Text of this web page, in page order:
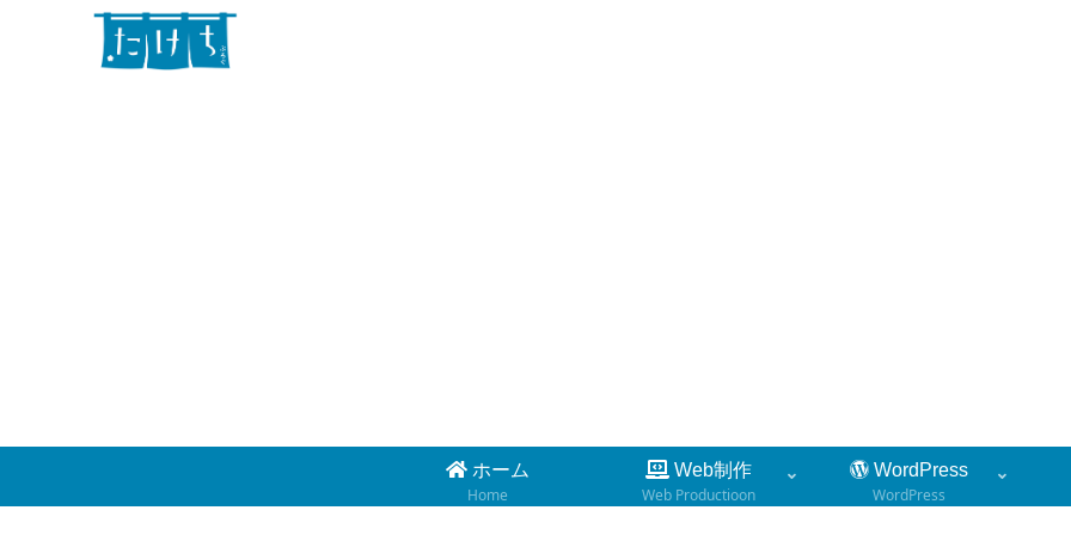
ホーム
Home
Web制作
Web Productioon
WordPress
WordPress